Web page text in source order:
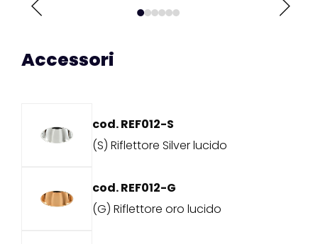
Accessori
cod. REF012-S
(S) Riflettore Silver lucido
cod. REF012-G
(G) Riflettore oro lucido